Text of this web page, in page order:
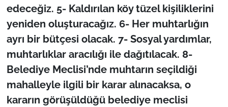
edeceğiz. 5- Kaldırılan köy tüzel kişiliklerini
yeniden oluşturacağız. 6- Her muhtarlığın
ayrı bir bütçesi olacak. 7- Sosyal yardımlar,
muhtarlıklar aracılığı ile dağıtılacak. 8-
Belediye Meclisi’nde muhtarın seçildiği
mahalleyle ilgili bir karar alınacaksa, o
kararın görüşüldüğü belediye meclisi